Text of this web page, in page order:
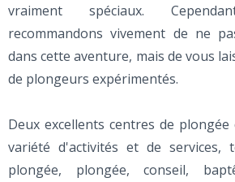
vraiment spéciaux.
recommandons vivement de ne
dans cette aventure, mais de vous
de plongeurs expérimentés.
Deux excellents centres de
variété d'activités et de services,
plongée, plongée, conseil,